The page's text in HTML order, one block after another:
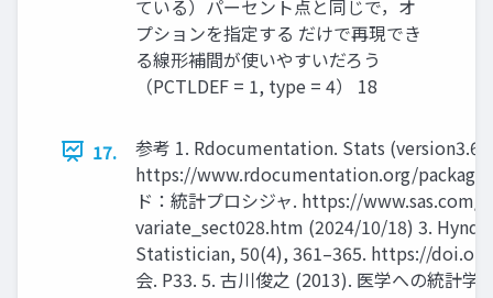
ている）パーセント点と同じで，オ
プションを指定する だけで再現でき
る線形補間が使いやすいだろう
（PCTLDEF = 1, type = 4） 18
17.
参考 1. Rdocumentation. Stats
https://www.rdocumentation.org/
ド：統計プロシジャ. https://
variate_sect028.htm (2024/10/18) 3.
Statistician, 50(4), 361–365. https://
会. P33. 5. 古川俊之 (2013). 医学への統計学